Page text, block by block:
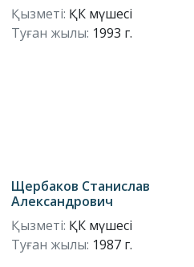
Қызметі: ҚК мүшесі
Туған жылы: 1993 г.
Щербаков Станислав
Александрович
Қызметі: ҚК мүшесі
Туған жылы: 1987 г.